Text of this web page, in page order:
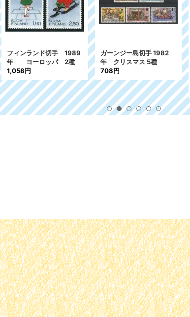
手 1989
2種
ガーンジー島切手 1982
年 クリスマス 5種
リヒテンシュタ
手 1997年 ヨ
(C.E.P.T.)
動物 2種
459円